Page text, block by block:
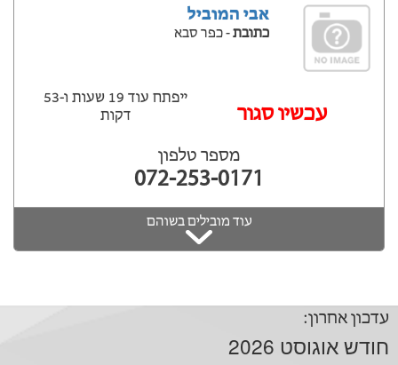
אבי המוביל
כתובת- כפר סבא
עכשיו סגור
ייפתח עוד 19 שעות ‫ו-53
דקות
מספר טלפון
072-253-0171
עוד מובילים בשוהם
עדכון אחרון:
חודש אוגוסט 2026